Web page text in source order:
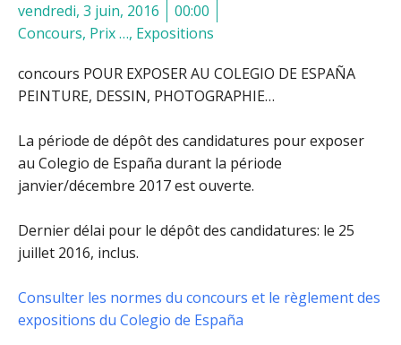
vendredi, 3 juin, 2016
00:00
Concours, Prix …, Expositions
concours POUR EXPOSER AU COLEGIO DE ESPAÑA
PEINTURE, DESSIN, PHOTOGRAPHIE…
La période de dépôt des candidatures pour exposer
au Colegio de España durant la période
janvier/décembre 2017 est ouverte.
Dernier délai pour le dépôt des candidatures: le 25
juillet 2016, inclus.
Consulter les normes du concours et le règlement des
expositions du Colegio de España